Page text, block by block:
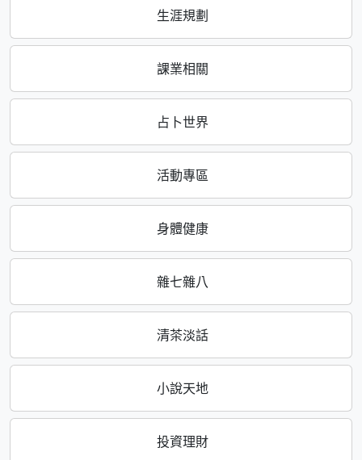
生涯規劃
課業相關
占卜世界
活動專區
身體健康
雜七雜八
清茶淡話
小說天地
投資理財